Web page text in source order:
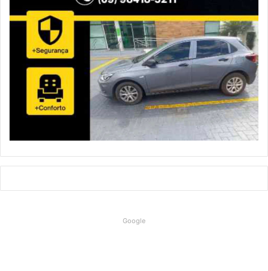
Google